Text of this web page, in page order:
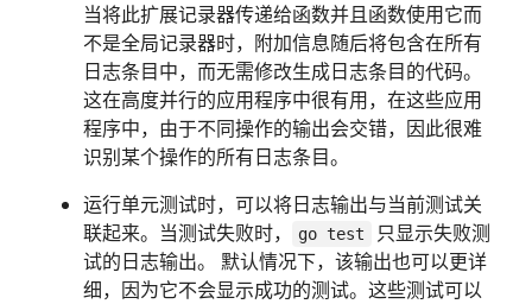
当将此扩展记录器传递给函数并且函数使用它而
不是全局记录器时，附加信息随后将包含在所有
日志条目中，而无需修改生成日志条目的代码。
这在高度并行的应用程序中很有用，在这些应用
程序中，由于不同操作的输出会交错，因此很难
识别某个操作的所有日志条目。
运行单元测试时，可以将日志输出与当前测试关
联起来。当测试失败时，
go test
只显示失败测
试的日志输出。 默认情况下，该输出也可以更详
细，因为它不会显示成功的测试。这些测试可以